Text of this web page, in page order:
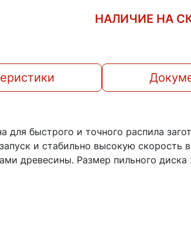
НАЛИЧИЕ НА
для быстрого и точного распила
и стабильно высокую скорость
древесины. Размер пильного